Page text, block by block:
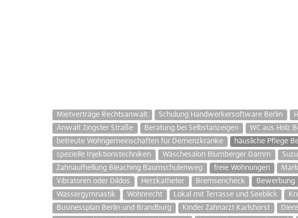
Mietverträge Rechtsanwalt Schulung Handwerkersoftware Berlin
Anwalt Zingster Straße
Beratung bei Selbstanzeigen WC aus Holz
betreute Wohngemeinschaften für Demenzkranke
häusliche Pflege
spezielle Injektionstechniken
Wäschesalon Blumberger Damm
Zahnaufhellung Bleaching Baumschulenweg
freie Wohnungen
Vibratoren oder Dildos
Herzkatheter Bremsencheck Bewerbung
Wassergymnastik
Wohnrecht Lokal mit Terrasse und Seeblick
Businessplan Berlin und Brandburg
Kinder Zahnarzt Karlshorst